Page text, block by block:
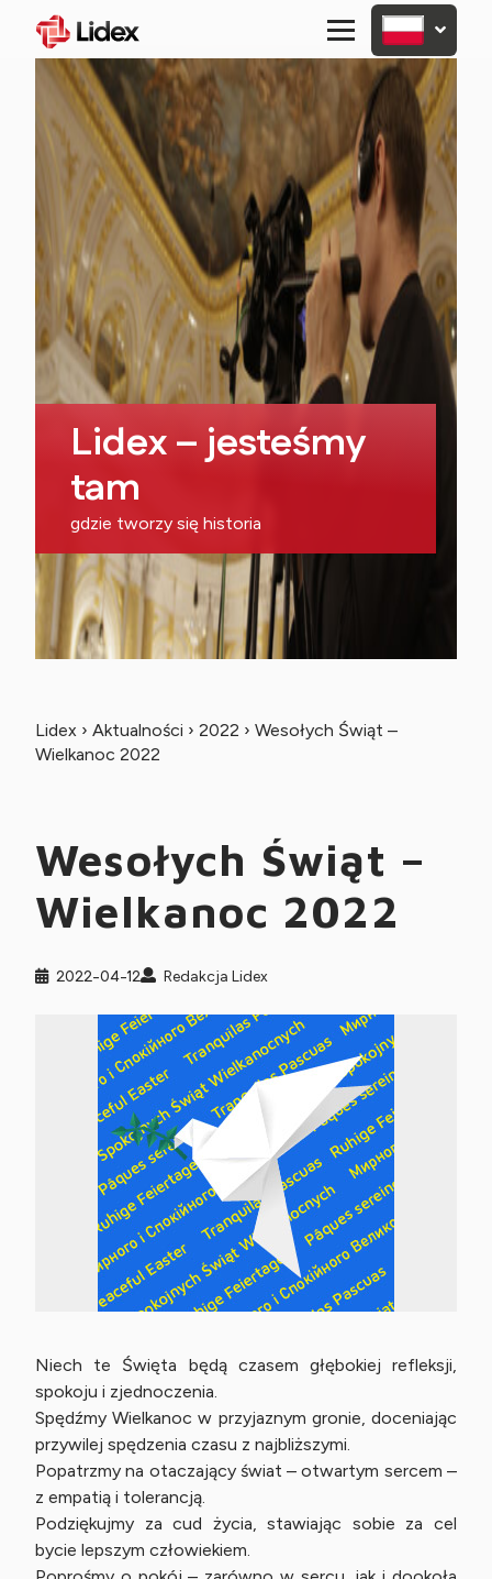
Primary
Menu
Lidex – jesteśmy
tam
gdzie tworzy się historia
Lidex › Aktualności › 2022 › Wesołych Świąt –
Wielkanoc 2022
Wesołych Świąt –
Wielkanoc 2022
2022-04-12 Redakcja Lidex
Niech te Święta będą czasem głębokiej refleksji,
spokoju i zjednoczenia.
Spędźmy Wielkanoc w przyjaznym gronie, doceniając
przywilej spędzenia czasu z najbliższymi.
Popatrzmy na otaczający świat – otwartym sercem –
z empatią i tolerancją.
Podziękujmy za cud życia, stawiając sobie za cel
bycie lepszym człowiekiem.